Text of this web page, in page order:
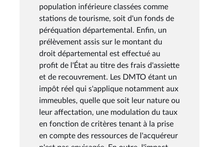
population inférieure classées comme
stations de tourisme, soit d'un fonds de
péréquation départemental. Enfin, un
prélèvement assis sur le montant du
droit départemental est effectué au
profit de l'État au titre des frais d'assiette
et de recouvrement. Les DMTO étant un
impôt réel qui s'applique notamment aux
immeubles, quelle que soit leur nature ou
leur affectation, une modulation du taux
en fonction de critères tenant à la prise
en compte des ressources de l'acquéreur